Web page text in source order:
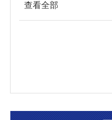
查看全部